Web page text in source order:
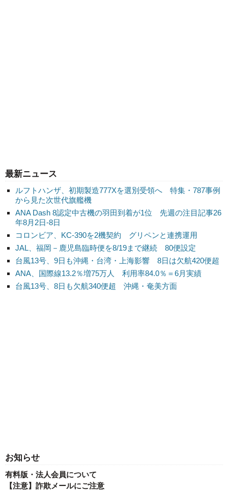
最新ニュース
ルフトハンザ、初期製造777Xを選別受領へ 特集・787事例
から見た次世代旗艦機
ANA Dash 8認定中古機の羽田到着が1位 先週の注目記事26
年8月2日-8日
コロンビア、KC-390を2機契約 グリペンと連携運用
JAL、福岡－鹿児島臨時便を8/19まで継続 80便設定
台風13号、9日も沖縄・台湾・上海影響 8日は欠航420便超
ANA、国際線13.2％増75万人 利用率84.0％＝6月実績
台風13号、8日も欠航340便超 沖縄・奄美方面
お知らせ
有料版・法人会員について
【注意】詐欺メールにご注意